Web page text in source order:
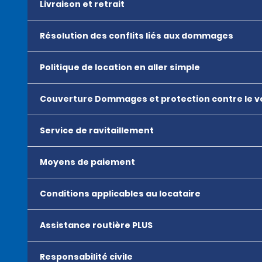
Livraison et retrait
Résolution des conflits liés aux dommages
Politique de location en aller simple
Couverture Dommages et protection contre le
Service de ravitaillement
Moyens de paiement
Conditions applicables au locataire
Assistance routière PLUS
Responsabilité civile